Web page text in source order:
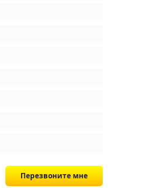
Перезвоните мне